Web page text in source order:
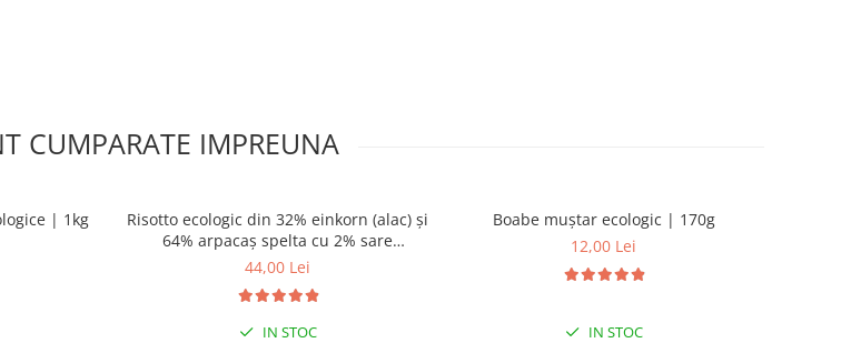
CUMPARATE IMPREUNA
| 1kg
Risotto ecologic din 32% einkorn (alac) și
64% arpacaș spelta cu 2% sare
românească cu flori | 750g
44,00 Lei
IN STOC
Boabe muștar ecologic | 170g
12,00 Lei
IN STOC